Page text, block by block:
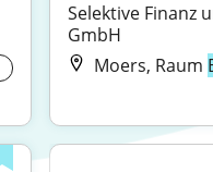
Selektive Finanz
GmbH
Moers, Raum